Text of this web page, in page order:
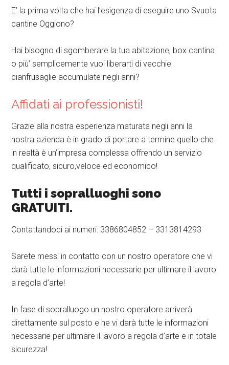
E’ la prima volta che hai l’esigenza di eseguire uno Svuota
cantine Oggiono?
Hai bisogno di sgomberare la tua abitazione, box cantina
o più’ semplicemente vuoi liberarti di vecchie
cianfrusaglie accumulate negli anni?
Affidati ai professionisti!
Grazie alla nostra esperienza maturata negli anni la
nostra azienda è in grado di portare a termine quello che
in realtà è un’impresa complessa offrendo un servizio
qualificato, sicuro,veloce ed economico!
Tutti i sopralluoghi sono
GRATUITI.
Contattandoci ai numeri: 3386804852 – 3313814293
Sarete messi in contatto con un nostro operatore che vi
darà tutte le informazioni necessarie per ultimare il lavoro
a regola d’arte!
In fase di sopralluogo un nostro operatore arriverà
direttamente sul posto e he vi darà tutte le informazioni
necessarie per ultimare il lavoro a regola d’arte e in totale
sicurezza!